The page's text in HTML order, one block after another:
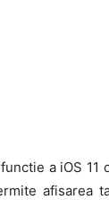
a iOS
afisarea